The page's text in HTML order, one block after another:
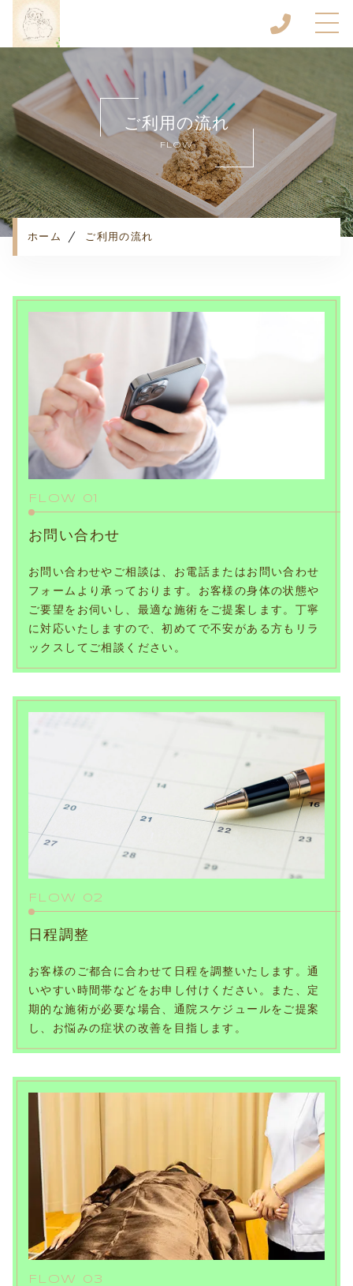
ホーム
当院について
キャンペーン
メニュー
お客様の声
ご利用の流れ
ご利用の流れ
FLOW
ホーム ご利用の流れ
FLOW 01
お問い合わせ
お問い合わせやご相談は、お電話またはお問い合わせ
フォームより承っております。お客様の身体の状態や
ご要望をお伺いし、最適な施術をご提案します。丁寧
に対応いたしますので、初めてで不安がある方もリラ
ックスしてご相談ください。
FLOW 02
日程調整
お客様のご都合に合わせて日程を調整いたします。通
いやすい時間帯などをお申し付けください。また、定
期的な施術が必要な場合、通院スケジュールをご提案
し、お悩みの症状の改善を目指します。
FLOW 03